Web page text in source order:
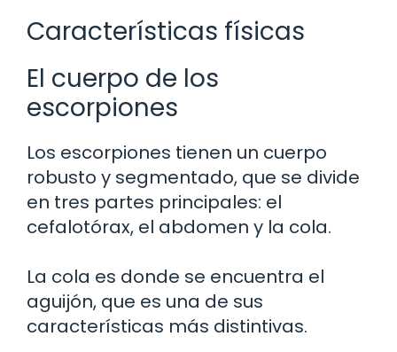
Características físicas
El cuerpo de los
escorpiones
Los escorpiones tienen un cuerpo
robusto y segmentado, que se divide
en tres partes principales: el
cefalotórax, el abdomen y la cola.
La cola es donde se encuentra el
aguijón, que es una de sus
características más distintivas.